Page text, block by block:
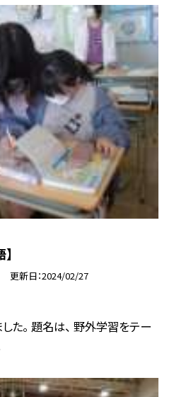
更新日 2024/02/27
た。 題名は、 野外学習をテー